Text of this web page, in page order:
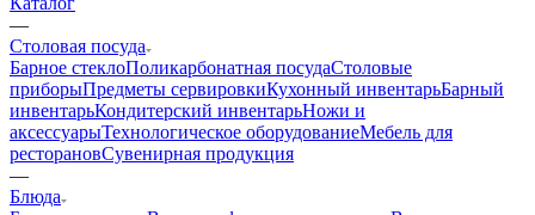
—
Столовая посуда
Барное стеклоПоликарбонатная посудаСтоловые
приборыПредметы сервировкиКухонный инвентарьБарный
инвентарьКондитерский инвентарьНожи и
аксессуарыТехнологическое оборудованиеМебель для
ресторановСувенирная продукция
—
Блюда